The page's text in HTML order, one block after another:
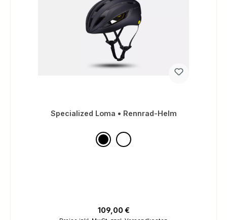
Specialized Loma • Rennrad-Helm
Regulärer Preis:
109,00 €